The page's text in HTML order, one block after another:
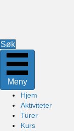
Søk
Meny
Hjem
Aktiviteter
Turer
Kurs